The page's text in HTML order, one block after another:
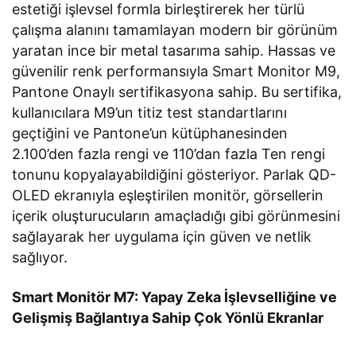
estetiği işlevsel formla birleştirerek her türlü
çalışma alanını tamamlayan modern bir görünüm
yaratan ince bir metal tasarıma sahip. Hassas ve
güvenilir renk performansıyla Smart Monitor M9,
Pantone Onaylı sertifikasyona sahip. Bu sertifika,
kullanıcılara M9’un titiz test standartlarını
geçtiğini ve Pantone’un kütüphanesinden
2.100’den fazla rengi ve 110’dan fazla Ten rengi
tonunu kopyalayabildiğini gösteriyor. Parlak QD-
OLED ekranıyla eşleştirilen monitör, görsellerin
içerik oluşturucuların amaçladığı gibi görünmesini
sağlayarak her uygulama için güven ve netlik
sağlıyor.
Smart Monitör M7: Yapay Zeka İşlevselliğine ve
Gelişmiş Bağlantıya Sahip Çok Yönlü Ekranlar